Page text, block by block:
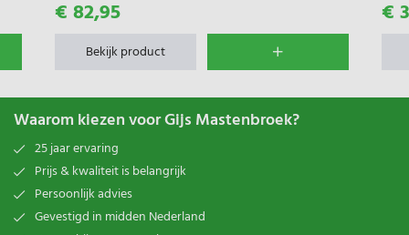
€ 82,95
Bekijk product
€
Waarom kiezen voor Gijs Mastenbroek?
25 jaar ervaring
Prijs & kwaliteit is belangrijk
Persoonlijk advies
Gevestigd in midden Nederland